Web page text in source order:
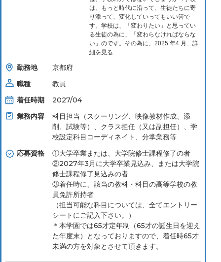
は、もっと時代に沿って、⽣徒たちに寄
り添って、変化していってもいい筈で
す。学校は、「変わりたい」と思ってい
る⽣徒の為に、「変わらなければならな
い」のです。その為に、2025 年4 ⽉... 詳
細を見る
勤務地
京都府
職種
教員
着任時期
2027/04
業務内容
科⽬担当（スクーリング、映像教材作成、添
削、試験等）、クラス担任（⼜は副担任）、学
校設定科⽬コーディネイト、分掌業務等
応募資格
①大学卒業または、大学院修士課程修了の者
②2027年3月に大学卒業見込み、または大学院
修士課程修了見込みの者
③着任時に、該当の教科・科目の高等学校の教
員免許所持者
（担当可能な科目については、全てエントリー
シートにご記入下さい。）
＊本学園では65才定年制（65才の誕生日を迎え
た年度末）となっておりますので、着任時65才
未満の方を対象とさせて頂きます。